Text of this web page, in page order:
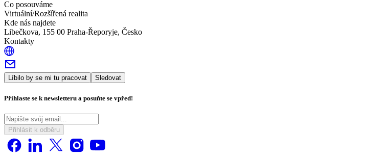
Co posouváme
Virtuální/Rozšířená realita
Kde nás najdete
Libečkova, 155 00 Praha-Řeporyje, Česko
Kontakty
Líbilo by se mi tu pracovat Sledovat
Přihlaste se k newsletteru a posuňte se vpřed!
Přihlásit k odběru